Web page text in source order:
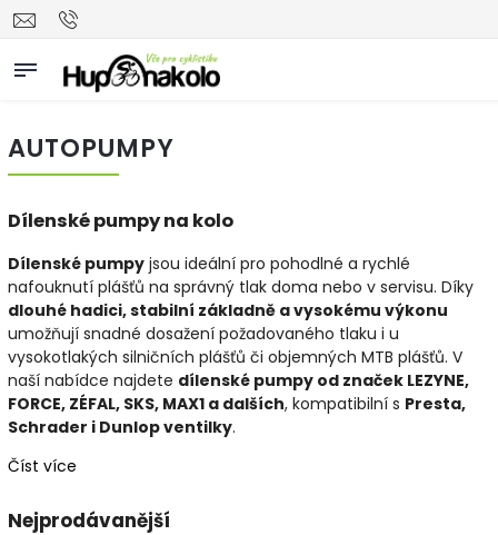
AUTOPUMPY
Dílenské pumpy na kolo
Dílenské pumpy jsou ideální pro pohodlné a rychlé
nafouknutí plášťů na správný tlak doma nebo v servisu. Díky
dlouhé hadici, stabilní základně a vysokému výkonu
umožňují snadné dosažení požadovaného tlaku i u
vysokotlakých silničních plášťů či objemných MTB plášťů. V
naší nabídce najdete dílenské pumpy od značek LEZYNE,
FORCE, ZÉFAL, SKS, MAX1 a dalších, kompatibilní s Presta,
Schrader i Dunlop ventilky.
Číst více
Nejprodávanější